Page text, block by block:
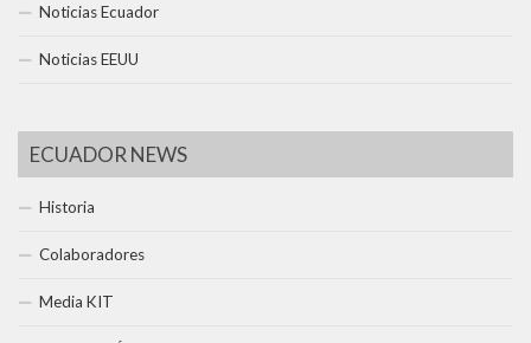
Noticias Ecuador
Noticias EEUU
ECUADOR NEWS
Historia
Colaboradores
Media KIT